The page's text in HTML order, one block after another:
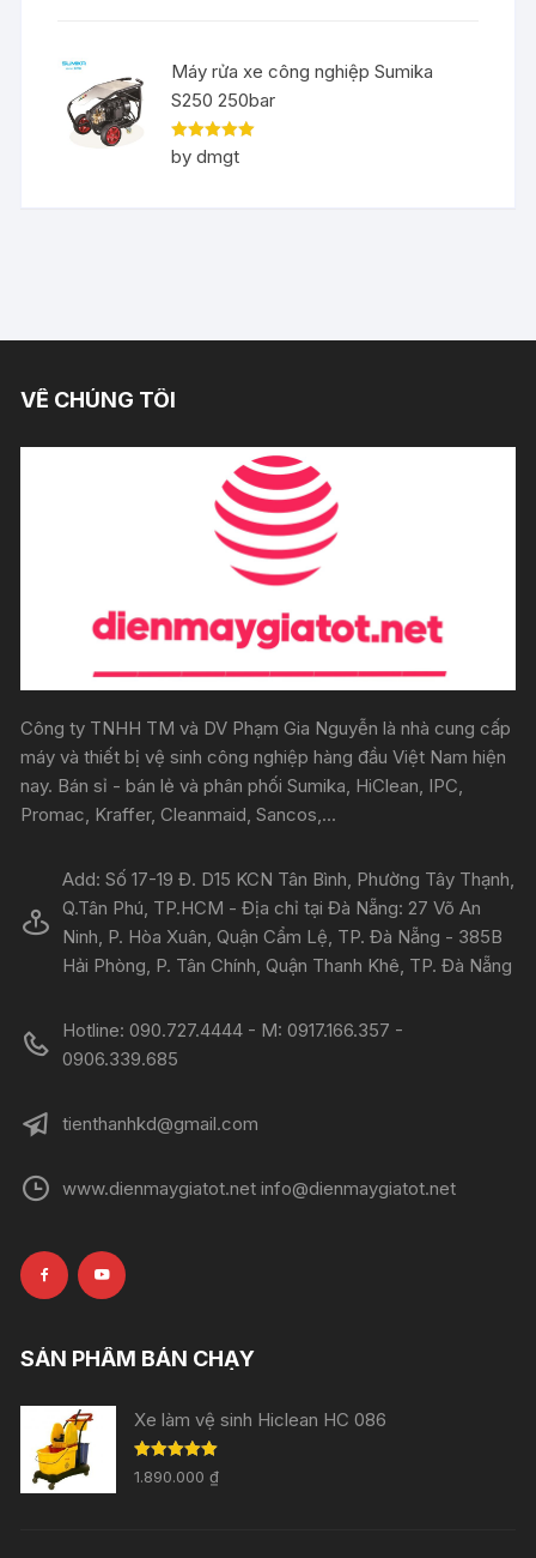
Máy rửa xe công nghiệp Sumika
S250 250bar
Rated5out
of 5
by dmgt
VỀ CHÚNG TÔI
Công ty TNHH TM và DV Phạm Gia Nguyễn là nhà cung cấp
máy và thiết bị vệ sinh công nghiệp hàng đầu Việt Nam hiện
nay. Bán sỉ - bán lẻ và phân phối Sumika, HiClean, IPC,
Promac, Kraffer, Cleanmaid, Sancos,...
Add: Số 17-19 Đ. D15 KCN Tân Bình, Phường Tây Thạnh,
Q.Tân Phú, TP.HCM - Địa chỉ tại Đà Nẵng: 27 Võ An
Ninh, P. Hòa Xuân, Quận Cẩm Lệ, TP. Đà Nẵng - 385B
Hải Phòng, P. Tân Chính, Quận Thanh Khê, TP. Đà Nẵng
Hotline: 090.727.4444 - M: 0917.166.357 -
0906.339.685
tienthanhkd@gmail.com
www.dienmaygiatot.net info@dienmaygiatot.net
SẢN PHẨM BÁN CHẠY
Xe làm vệ sinh Hiclean HC 086
Rated 5.00
out of 5
1.890.000₫